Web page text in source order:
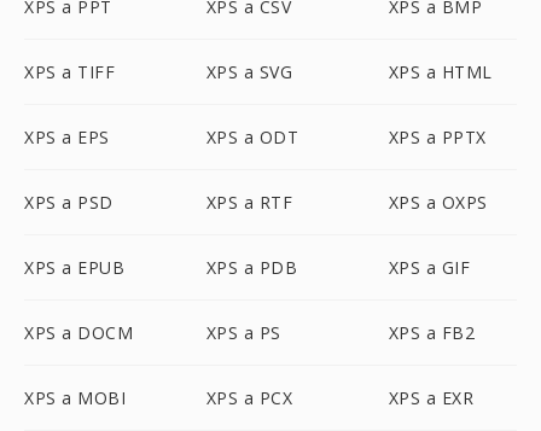
XPS a PPT XPS a CSV XPS a BMP
XPS a TIFF XPS a SVG XPS a HTML
XPS a EPS XPS a ODT XPS a PPTX
XPS a PSD XPS a RTF XPS a OXPS
XPS a EPUB XPS a PDB XPS a GIF
XPS a DOCM XPS a PS XPS a FB2
XPS a MOBI XPS a PCX XPS a EXR